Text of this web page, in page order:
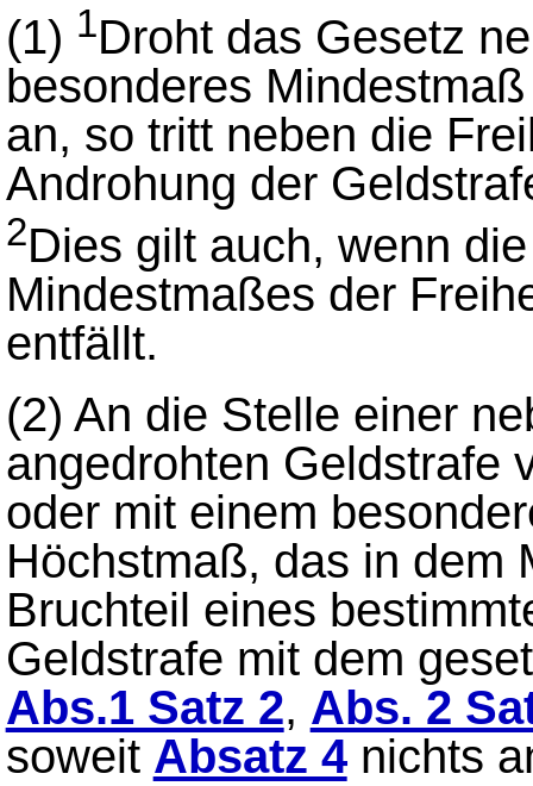
(1) 1Droht das Gesetz
besonderes
an, so tritt neben die
Androhung der
2Dies gilt auch, wenn
Mindestmaßes der
entfällt.
(2) An die Stelle einer
angedrohten Geldstrafe
oder mit einem
Höchstmaß, das in dem
Bruchteil eines
Geldstrafe mit dem
Abs.1 Satz 2, Abs. 2
soweit Absatz 4nichts